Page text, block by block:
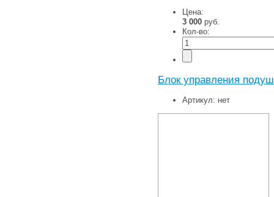
Цена:
3 000 руб.
Кол-во:
Блок управления
Артикул: нет